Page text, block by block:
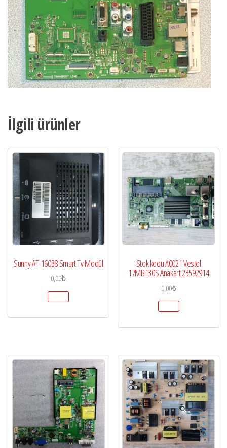
İlgili ürünler
Sunny AT-16038 Smart Tv Modül
0,00₺
Stok kodu A0021 Vestel
17MB130S Anakart 23592914
0,00₺